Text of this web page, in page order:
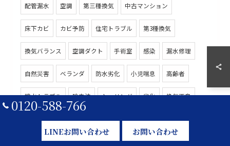
配管漏水 空調 第三種換気 中古マンション
床下カビ カビ予防 住宅トラブル 第3種換気
換気バランス 空調ダクト 手術室 感染 漏水修理
自然災害 ベランダ 防水劣化 小児喘息 高齢者
排水トラブル 除去法 シーリング 劣化 換気不良
床下浸水 資産価値 宿舎 配管 家具裏 収納
0120-588-766
LINEお問い合わせ お問い合わせ